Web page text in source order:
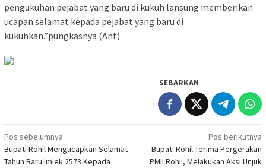
pengukuhan pejabat yang baru di kukuh lansung memberikan
ucapan selamat kepada pejabat yang baru di
kukuhkan.”pungkasnya (Ant)
SEBARKAN
Navigasi
pos
Pos sebelumnya
Bupati Rohil Mengucapkan Selamat
Tahun Baru Imlek 2573 Kepada
Pos berikutnya
Bupati Rohil Terima Pergerakan
PMII Rohil, Melakukan Aksi Unjuk